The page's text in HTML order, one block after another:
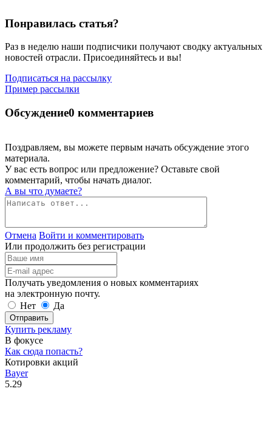
Понравилась статья?
Раз в неделю наши подписчики получают сводку актуальных
новостей отрасли. Присоединяйтесь и вы!
Подписаться на рассылку
Пример рассылки
Обсуждение0 комментариев
Поздравляем, вы можете первым начать обсуждение этого
материала.
У вас есть вопрос или предложение? Оставьте свой
комментарий, чтобы начать диалог.
А вы что думаете?
Отмена Войти и комментировать
Или продолжить без регистрации
Получать уведомления о новых комментариях
на электронную почту.
Нет
Да
Отправить
Купить рекламу
В фокусе
Как сюда попасть?
Котировки акций
Bayer
5.29